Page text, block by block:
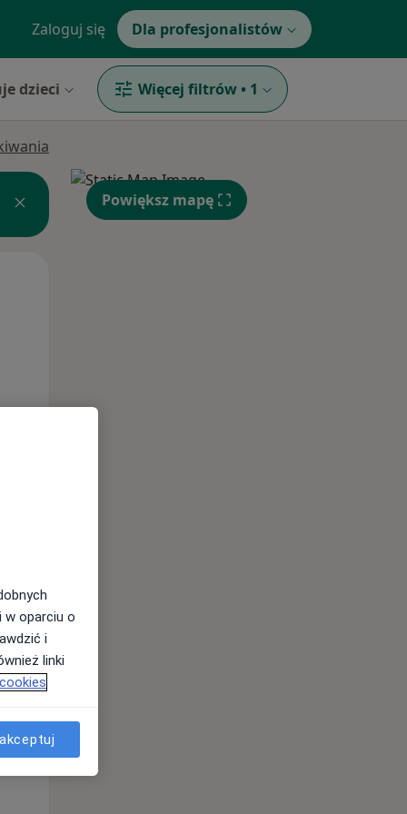
Zaloguj się Dla profesjonalistów
dzieci Więcej filtrów • 1
Wt,
11 Sie
Powiększ mapę
w oparciu o
i
linki